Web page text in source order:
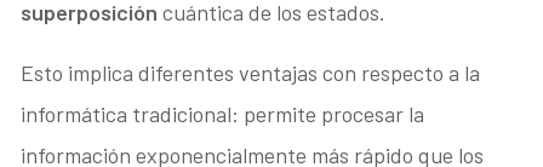
superposicióncuántica de los estados.
Esto implica diferentes ventajas con respecto a la
informática tradicional: permite procesar la
información exponencialmente más rápido que los